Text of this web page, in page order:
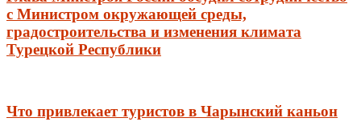
с Министром окружающей среды,
градостроительства и изменения климата
Турецкой Республики
Что привлекает туристов в Чарынский каньон